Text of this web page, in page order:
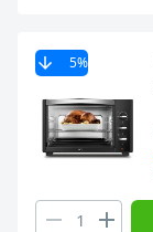
5%